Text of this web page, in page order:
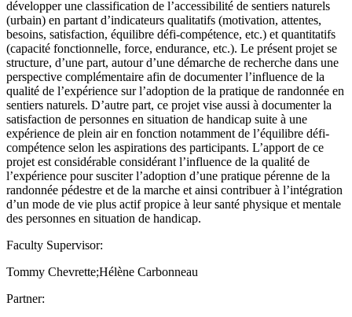
développer une classification de l’accessibilité de sentiers naturels
(urbain) en partant d’indicateurs qualitatifs (motivation, attentes,
besoins, satisfaction, équilibre défi-compétence, etc.) et quantitatifs
(capacité fonctionnelle, force, endurance, etc.). Le présent projet se
structure, d’une part, autour d’une démarche de recherche dans une
perspective complémentaire afin de documenter l’influence de la
qualité de l’expérience sur l’adoption de la pratique de randonnée en
sentiers naturels. D’autre part, ce projet vise aussi à documenter la
satisfaction de personnes en situation de handicap suite à une
expérience de plein air en fonction notamment de l’équilibre défi-
compétence selon les aspirations des participants. L’apport de ce
projet est considérable considérant l’influence de la qualité de
l’expérience pour susciter l’adoption d’une pratique pérenne de la
randonnée pédestre et de la marche et ainsi contribuer à l’intégration
d’un mode de vie plus actif propice à leur santé physique et mentale
des personnes en situation de handicap.
Faculty Supervisor:
Tommy Chevrette;Hélène Carbonneau
Partner: